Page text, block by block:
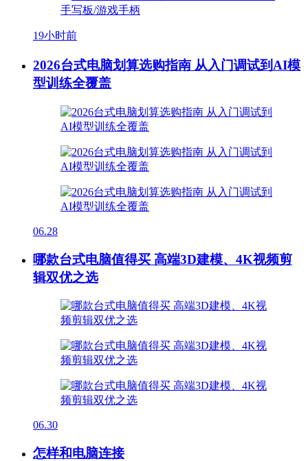
19小时前
2026台式电脑划算选购指南 从入门调试到AI模
型训练全覆盖
06.28
哪款台式电脑值得买 高端3D建模、4K视频剪
辑双优之选
06.30
怎样和电脑连接